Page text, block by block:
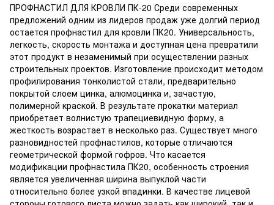
ПРОФНАСТИЛ ДЛЯ КРОВЛИ ПК-20 Среди современных
предложений одним из лидеров продаж уже долгий период
остается профнастил для кровли ПК20. Универсальность,
легкость, скорость монтажа и доступная цена превратили
этот продукт в незаменимый при осуществлении разных
строительных проектов. Изготовление происходит методом
профилирования тонколистой стали, предварительно
покрытой слоем цинка, алюмоцинка и, зачастую,
полимерной краской. В результате прокатки материал
приобретает волнистую трапециевидную форму, а
жесткость возрастает в несколько раз. Существует много
разновидностей профнастилов, которые отличаются
геометрической формой гофров. Что касается
модификации профнастила ПК20, особенность строения
является увеличенная ширина выпуклой части
относительно более узкой впадинки. В качестве лицевой